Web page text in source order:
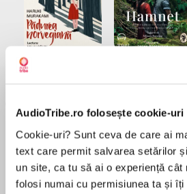
AudioTribe.ro folosește cookie-uri
Cookie-uri? Sunt ceva de care ai
text care permit salvarea setărilor
un site, ca tu să ai o experiență cât
folosi numai cu permisiunea ta și
Pădurea norvegiană
Elita de Argint (Elita
Diavolul se îmbracă